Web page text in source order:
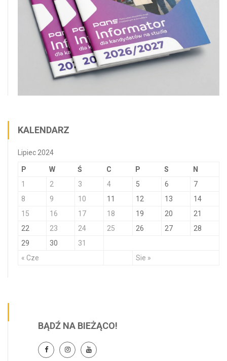
KALENDARZ
Lipiec 2024
P W Ś C P S N
« Cze Sie »
1 2 3 4 5 6
7
8
9 10 11 12 13
14
15
16 17 18 19 20
21
22
23 24 25 26 27
28
29
30 31
BĄDŹ NA BIEŻĄCO!